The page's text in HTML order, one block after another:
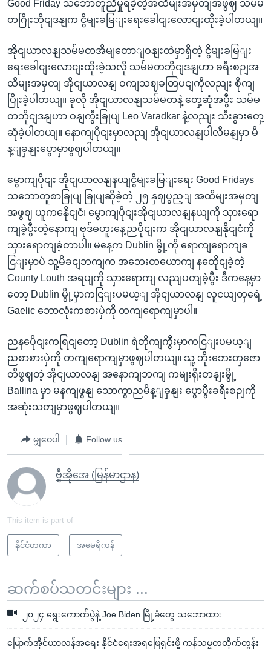
Good Friday သဘောတူညီမှုရခဲ့တဲ့အထိမျးအမှတျအဖွဈ သမ်မ
တဂြိုးဘိုငျဒနျက ငွိမျးခမြျးရေးခေါငျးလောငျးထိုးခဲ့ပါတယျ။
အိုငျယာလနျသမ်မတအိမျတောျဝနျးထဲမှာရှိတဲ့ ငွိမျးခမြျး
ရေးခေါငျးလောငျးထိုးခဲ့သလို သမ်မတဘိုငျဒနျဟာ ခရီးစဉျအ
ထိမျးအမှတျ အိုငျယာလနျ ဝကျသဈခတြပငျကိုလညျး စိုကျ
ပြိုးခဲ့ပါတယျ။ ခုလို အိုငျယာလနျသမ်မတနဲ့ တှေ့ဆုံအပွီး သမ်မ
တဘိုငျဒနျဟာ ဝနျကွီးခြုပျ Leo Varadkar နဲ့လညျး သီးခွားတှေ့
ဆုံခဲ့ပါတယျ။ နောကျပိုငျးမှာလညျ အိုငျယာလနျပါလီမနျမှာ မိ
န့ျခှနျးပွောမှာဖွဈပါတယျ။
မွောကျပိုငျး အိုငျယာလနျနယျငွိမျးခမြျးရေး Good Fridays
သဘောတူစာခြုပျ ခြုပျဆိုခဲ့တဲ့ ၂၅ နှဈပွည့ျ အထိမျးအမှတျ
အဖွဈ ယူကနေိုငျငံ၊ မွောကျပိုငျးအိုငျယာလနျနယျကို သှားရော
ကျခဲ့ပွီးတဲ့နောကျ ဗုဒ်ဓဟူးနေ့ညပိုငျးက အိုငျယာလနျနိုငျငံကို
သှားရောကျခဲ့တာပါ။ မနေ့က Dublin မွို့ကို ရောကျရောကျခ
ငြျးမှာပဲ သူ့မိခငျဘကျက အဘေးတယောကျ နထေိုငျခဲ့တဲ့
County Louth အရပျကို သှားရောကျ လညျပတျခဲ့ပွီး ဒီကနေ့မှာ
တော့ Dublin မွို့မှာကငြျးပမယ့ျ အိုငျယာလနျ လူငယျတှရေဲ့
Gaelic ဘောလုံးကစားပှဲကို တကျရောကျမှာပါ။
ညနပေိုငျးကရြငျတော့ Dublin ရဲတိုကျကွီးမှာကငြျးပမယ့ျ
ညစာစားပှဲကို တကျရောကျမှာဖွဈပါတယျ။ သူ့ ဘိုးဘေးတှဇော
တိဖွဈတဲ့ အိုငျယာလနျ အနောကျဘကျ ကမျးရိုးတနျးမွို့
Ballina မှာ မနကျဖွနျ သောကွာညမိန့ျခှနျး ပွောပွီးခရီးစဉျကို
အဆုံးသတျမှာဖွဈပါတယျ။
မျှဝေပါ Follow us
ဗွီအိုအေ (မြန်မာဌာန)
This item is part of
နိုင်ငံတကာ အမေရိကန်
ဆက်စပ်သတင်းများ ...
၂၀၂၄ ရွေးကောက်ပွဲနဲ့ Joe Biden မြို့ခံတွေ သဘောထား
မြောက်အိုင်ယာလန်အရေး နိုင်ငံရေးအရဖြေရှင်းဖို့ ကန်သမ္မတတိုက်တွန်း